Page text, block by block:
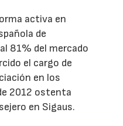
activa en
de
81% del mercado
el cargo de
en los
2012 ostenta
en Sigaus.